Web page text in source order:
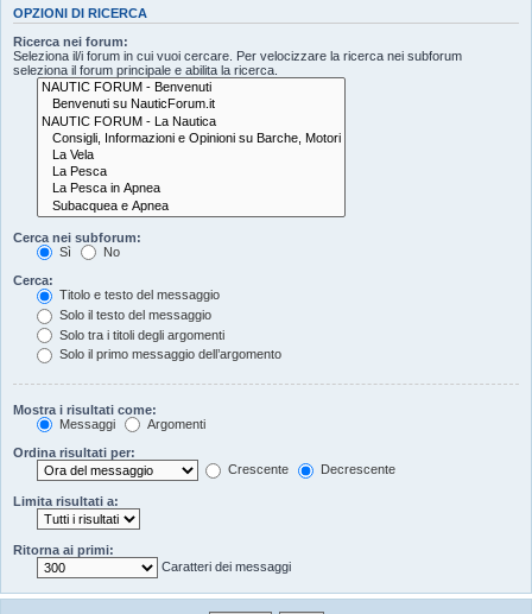
OPZIONI DI RICERCA
Ricerca nei forum:
Seleziona il/i forum in cui vuoi cercare. Per velocizzare la ricerca nei subforum
seleziona il forum principale e abilita la ricerca.
Cerca nei subforum:
Sì
No
Cerca:
Titolo e testo del messaggio
Solo il testo del messaggio
Solo tra i titoli degli argomenti
Solo il primo messaggio dell’argomento
Mostra i risultati come:
Messaggi
Argomenti
Ordina risultati per:
Crescente
Decrescente
Limita risultati a:
Ritorna ai primi:
Caratteri dei messaggi